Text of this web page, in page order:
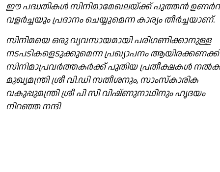
ഈ പദ്ധതികള്‍ സിനിമാമേഖലയ്ക്ക് പുത്തന്‍
വളര്‍ച്ചയും പ്രദാനം ചെയ്യുമെന്ന കാര്യം തീര്‍ച്ചയാണ്‌.
സിനിമയെ ഒരു വ്യവസായമായി പരിഗണിക്കാനുള്ള
നടപടികളെടുക്കുമെന്ന പ്രഖ്യാപനം
സിനിമാപ്രവര്‍ത്തകര്‍ക്ക് പുതിയ പ്രതീക്ഷകള്‍
മുഖ്യമന്ത്രി ശ്രീ വി.ഡി സതീശനും, സാംസ്കാരിക
വകുപ്പുമന്ത്രി ശ്രീ പി സി വിഷ്ണുനാഥിനും ഹൃദയം
നിറഞ്ഞ നന്ദി